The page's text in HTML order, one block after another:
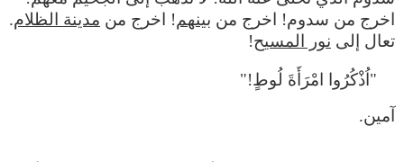
اخرج من سدوم! اخرج من بينهم! اخرج من مدينة الظلام.
تعال إلى نور المسيح!
"اُذْكُرُوا امْرَأَةَ لُوطٍ!"
آمين.